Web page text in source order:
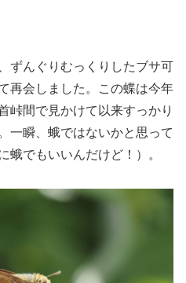
ずんぐりむっくりしたブサ可
再会しました。この蝶は今年
峠間で見かけて以来すっかり
一瞬、蛾ではないかと思って
蛾でもいいんだけど！）。